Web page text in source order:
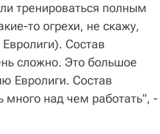
тренироваться полным
то огрехи, не скажу,
Состав
сложно. Это большое
Евролиги. Состав
над чем работать", -